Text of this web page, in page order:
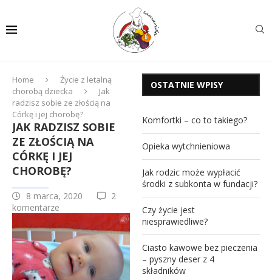
Home
Życie z letalną
chorobą dziecka
Jak
radzisz sobie ze złością na
Córkę i jej chorobę?
JAK RADZISZ SOBIE
ZE ZŁOŚCIĄ NA
CÓRKĘ I JEJ
CHOROBĘ?
8 marca, 2020
2
komentarze
OSTATNIE WPISY
Komfortki – co to takiego?
Opieka wytchnieniowa
Jak rodzic może wypłacić
środki z subkonta w fundacji?
Czy życie jest
niesprawiedliwe?
Ciasto kawowe bez pieczenia
– pyszny deser z 4
składników